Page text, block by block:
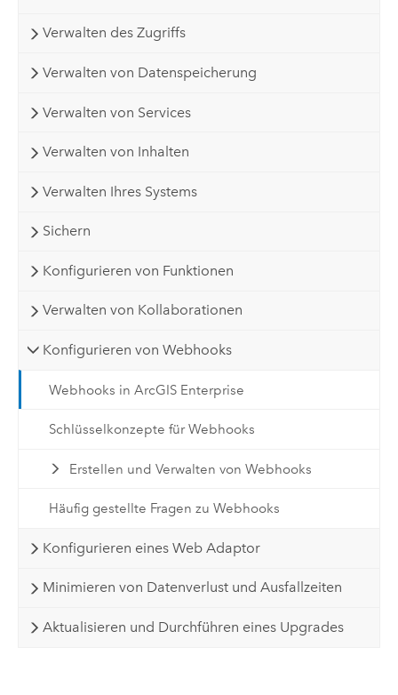
Verwalten des Zugriffs
Verwalten von Datenspeicherung
Verwalten von Services
Verwalten von Inhalten
Verwalten Ihres Systems
Sichern
Konfigurieren von Funktionen
Verwalten von Kollaborationen
Konfigurieren von Webhooks
Webhooks in ArcGIS Enterprise
Schlüsselkonzepte für Webhooks
Erstellen und Verwalten von Webhooks
Häufig gestellte Fragen zu Webhooks
Konfigurieren eines Web Adaptor
Minimieren von Datenverlust und Ausfallzeiten
Aktualisieren und Durchführen eines Upgrades